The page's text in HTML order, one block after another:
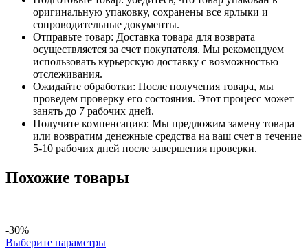
оригинальную упаковку, сохранены все ярлыки и
сопроводительные документы.
Отправьте товар: Доставка товара для возврата
осуществляется за счет покупателя. Мы рекомендуем
использовать курьерскую доставку с возможностью
отслеживания.
Ожидайте обработки: После получения товара, мы
проведем проверку его состояния. Этот процесс может
занять до 7 рабочих дней.
Получите компенсацию: Мы предложим замену товара
или возвратим денежные средства на ваш счет в течение
5-10 рабочих дней после завершения проверки.
Похожие товары
-30%
Выберите параметры